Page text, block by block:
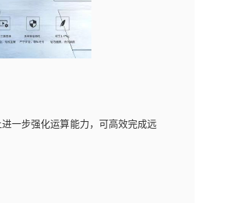
一步强化运算能力，可高效完成远